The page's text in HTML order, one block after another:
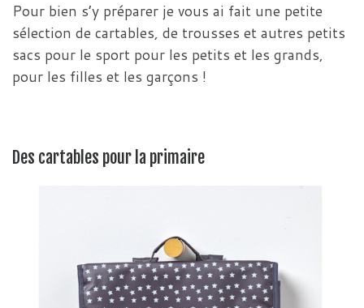
Pour bien s’y préparer je vous ai fait une petite
sélection de cartables, de trousses et autres petits
sacs pour le sport pour les petits et les grands,
pour les filles et les garçons !
Des cartables pour la primaire